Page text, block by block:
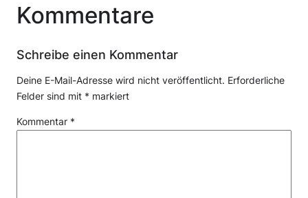
Kommentare
Schreibe einen Kommentar
Deine E-Mail-Adresse wird nicht veröffentlicht. Erforderliche
Felder sind mit * markiert
Kommentar *